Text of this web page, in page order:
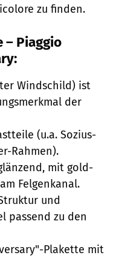
zu finden.
Piaggio
Windschild) ist
der
(u.a. Sozius-
Rahmen).
mit gold-
Felgenkanal.
und
passend zu den
Plakette mit